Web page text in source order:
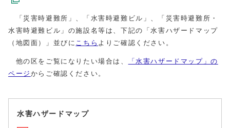
「災害時避難所」、「水害時避難ビル」、「災害時避難所・
水害時避難ビル」の施設名等は、下記の「水害ハザードマップ
（地図面）」並びに こちら よりご確認ください。
他の区をご覧になりたい場合は、
「水害ハザードマップ」の
ページ からご確認ください。
水害ハザードマップ